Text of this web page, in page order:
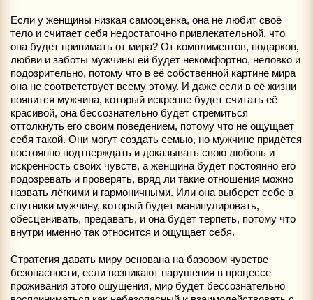
Если у женщины низкая самооценка, она не любит своё
тело и считает себя недостаточно привлекательной, что
она будет принимать от мира? От комплиментов, подарков,
любви и заботы мужчины ей будет некомфортно, неловко и
подозрительно, потому что в её собственной картине мира
она не соответствует всему этому. И даже если в её жизни
появится мужчина, который искренне будет считать её
красивой, она бессознательно будет стремиться
оттолкнуть его своим поведением, потому что не ощущает
себя такой. Они могут создать семью, но мужчине придётся
постоянно подтверждать и доказывать свою любовь и
искренность своих чувств, а женщина будет постоянно его
подозревать и проверять, вряд ли такие отношения можно
назвать лёгкими и гармоничными. Или она выберет себе в
спутники мужчину, который будет манипулировать,
обесценивать, предавать, и она будет терпеть, потому что
внутри именно так относится и ощущает себя.
Стратегия давать миру основана на базовом чувстве
безопасности, если возникают нарушения в процессе
проживания этого ощущения, мир будет бессознательно